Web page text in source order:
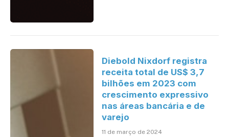
Diebold Nixdorf registra
receita total de US$ 3,7
bilhões em 2023 com
crescimento expressivo
nas áreas bancária e de
varejo
11 de março de 2024